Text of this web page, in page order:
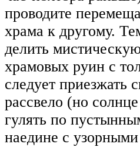
проводите
храма к другому.
делить
храмовых руин с
следует приезжать
рассвело (но
гулять по
наедине с